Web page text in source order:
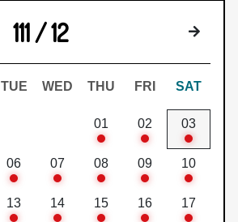
111 / 12 下個月
TUE WED THU FRI SAT
01 02 03
06 07 08 09 10
13 14 15 16 17